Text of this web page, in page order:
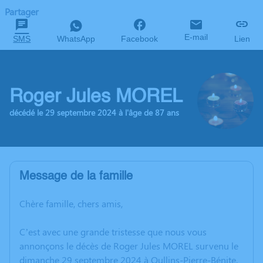
Partager
SMS WhatsApp Facebook E-mail Lien
Roger Jules MOREL
décédé le 29 septembre 2024 à l'âge de 87 ans
Message de la famille
Chère famille, chers amis,
C’est avec une grande tristesse que nous vous
annonçons le décès de Roger Jules MOREL survenu le
dimanche 29 septembre 2024 à Oullins-Pierre-Bénite.